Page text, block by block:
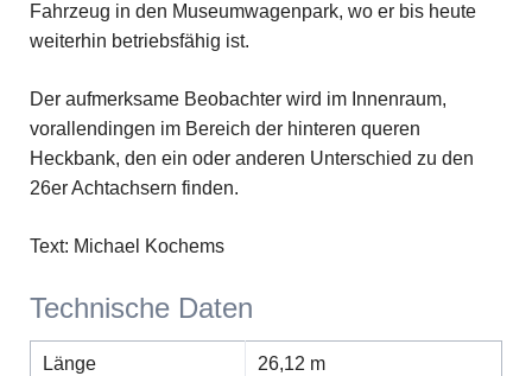
Fahrzeug in den Museumwagenpark, wo er bis heute
weiterhin betriebsfähig ist.
Der aufmerksame Beobachter wird im Innenraum,
vorallendingen im Bereich der hinteren queren
Heckbank, den ein oder anderen Unterschied zu den
26er Achtachsern finden.
Text: Michael Kochems
Technische Daten
Länge 26,12 m